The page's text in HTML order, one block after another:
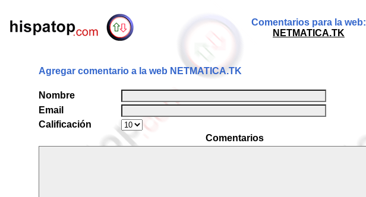
Comentarios para la web:
NETMATICA.TK
Agregar comentario a la web NETMATICA.TK
Nombre
Email
Calificación
Comentarios